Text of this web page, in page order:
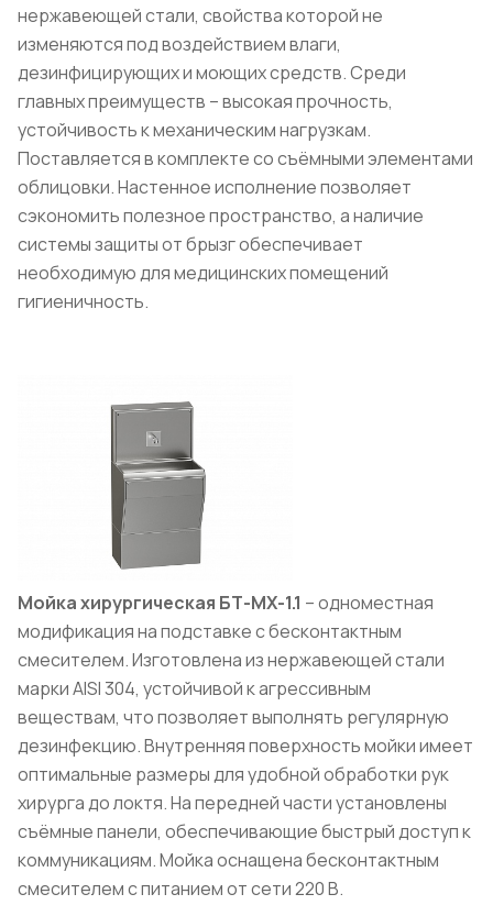
нержавеющей стали, свойства которой не
изменяются под воздействием влаги,
дезинфицирующих и моющих средств. Среди
главных преимуществ – высокая прочность,
устойчивость к механическим нагрузкам.
Поставляется в комплекте со съёмными элементами
облицовки. Настенное исполнение позволяет
сэкономить полезное пространство, а наличие
системы защиты от брызг обеспечивает
необходимую для медицинских помещений
гигиеничность.
Мойка хирургическая БТ-МХ-1.1 – одноместная
модификация на подставке с бесконтактным
смесителем. Изготовлена из нержавеющей стали
марки AISI 304, устойчивой к агрессивным
веществам, что позволяет выполнять регулярную
дезинфекцию. Внутренняя поверхность мойки имеет
оптимальные размеры для удобной обработки рук
хирурга до локтя. На передней части установлены
съёмные панели, обеспечивающие быстрый доступ к
коммуникациям. Мойка оснащена бесконтактным
смесителем с питанием от сети 220 В.